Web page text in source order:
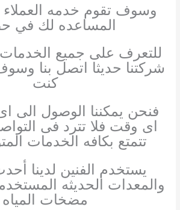
وسوف تقوم خدمه العملاء
المساعده لك في
للتعرف على جميع الخدمات
شركتنا حديثا اتصل بنا
كنت
فنحن يمكننا الوصول الى
اى وقت فلا تترد فى
تتمتع بكافه الخدمات
يستخدم الفنين لدينا
والمعدات الحديثه
مضخات المياه